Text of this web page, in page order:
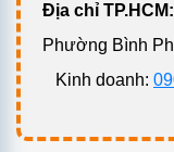
thông điệp ý
sử dụng. Qua đó
nghiệp tiếp cận
Hiểu được điều
Địa chỉ TP.HCM:
Phường Bình
Kinh doanh: